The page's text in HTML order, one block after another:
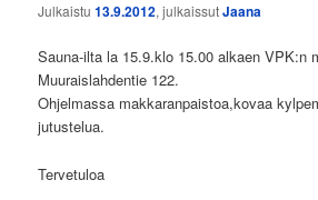
Julkaistu13.9.2012, julkaissutJaana
Sauna-ilta la 15.9.klo 15.00 alkaen VPK:n
Muuraislahdentie 122.
Ohjelmassa makkaranpaistoa,kovaa
jutustelua.
Tervetuloa